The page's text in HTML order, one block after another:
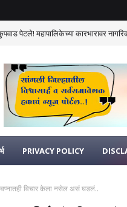
पेटले! महापालिकेच्या कारभारावर
PRIVACY POLICY
विचार केला नसेल असं घडलं..